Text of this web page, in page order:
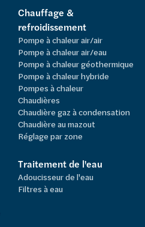
Chauffage &
refroidissement
Pompe à chaleur air/air
Pompe à chaleur air/eau
Pompe à chaleur géothermique
Pompe à chaleur hybride
Pompes à chaleur
Chaudières
Chaudière gaz à condensation
Chaudière au mazout
Réglage par zone
Traitement de l'eau
Adoucisseur de l'eau
Filtres à eau